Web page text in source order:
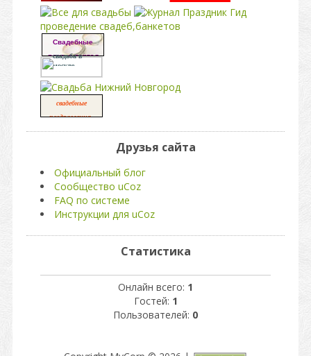
проведение свадеб,банкетов
Свадебные
платья портал
свадьба в
москве
свадебные
поздравления,
свадьба
Друзья сайта
Официальный блог
Сообщество uCoz
FAQ по системе
Инструкции для uCoz
Статистика
Онлайн всего: 1
Гостей: 1
Пользователей: 0